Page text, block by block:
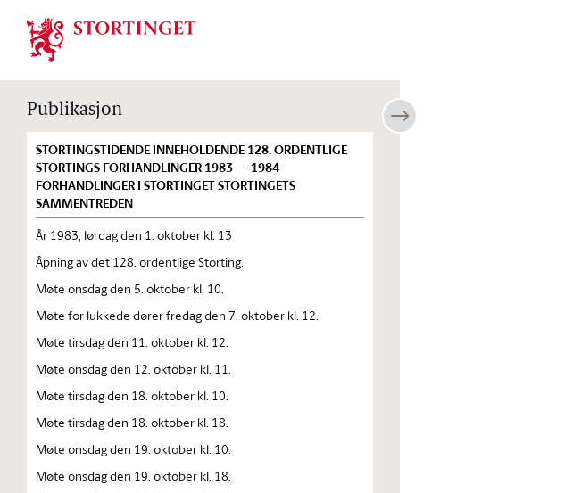
Stortinget.no
Publikasjon
STORTINGSTIDENDE INNEHOLDENDE 128. ORDENTLIGE
STORTINGS FORHANDLINGER 1983 — 1984
FORHANDLINGER I STORTINGET STORTINGETS
SAMMENTREDEN
År 1983, lørdag den 1. oktober kl. 13
Åpning av det 128. ordentlige Storting.
Møte onsdag den 5. oktober kl. 10.
Møte for lukkede dører fredag den 7. oktober kl. 12.
Møte tirsdag den 11. oktober kl. 12.
Møte onsdag den 12. oktober kl. 11.
Møte tirsdag den 18. oktober kl. 10.
Møte tirsdag den 18. oktober kl. 18.
Møte onsdag den 19. oktober kl. 10.
Møte onsdag den 19. oktober kl. 18.